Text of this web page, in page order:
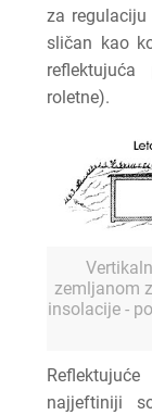
za regulaciju
sličan kao
roletne).
zemljanom
insolacije -
najjeftiniji